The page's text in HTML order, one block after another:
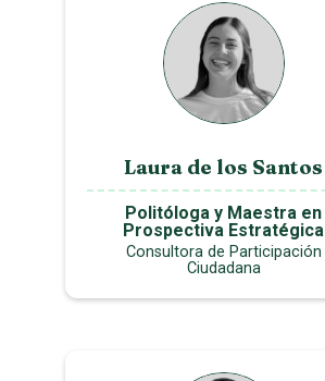
Laura de los Santos
Politóloga y Maestra en
Prospectiva Estratégica
Consultora de Participación
Ciudadana